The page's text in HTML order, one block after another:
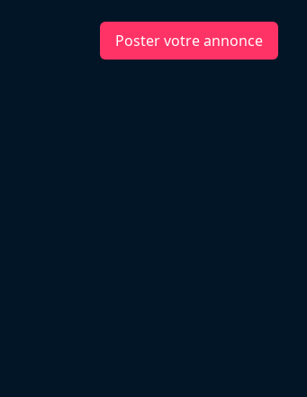
Poster votre annonce